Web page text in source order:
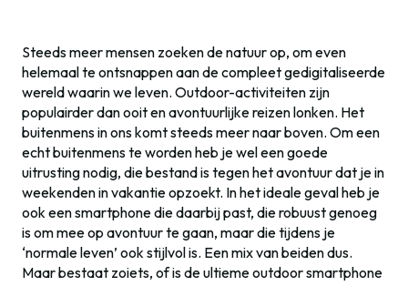
Steeds meer mensen zoeken de natuur op, om even
helemaal te ontsnappen aan de compleet gedigitaliseerde
wereld waarin we leven. Outdoor-activiteiten zijn
populairder dan ooit en avontuurlijke reizen lonken. Het
buitenmens in ons komt steeds meer naar boven. Om een
echt buitenmens te worden heb je wel een goede
uitrusting nodig, die bestand is tegen het avontuur dat je in
weekenden in vakantie opzoekt. In het ideale geval heb je
ook een smartphone die daarbij past, die robuust genoeg
is om mee op avontuur te gaan, maar die tijdens je
‘normale leven’ ook stijlvol is. Een mix van beiden dus.
Maar bestaat zoiets, of is de ultieme outdoor smartphone